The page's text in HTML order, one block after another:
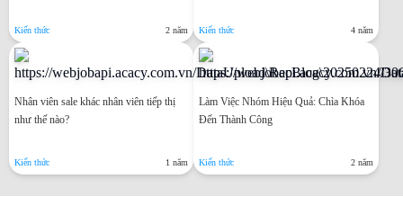
Kiến thức 2 năm Kiến thức 4 năm
Nhân viên sale khác nhân viên tiếp thị
như thế nào?
Kiến thức 1 năm
Làm Việc Nhóm Hiệu Quả: Chìa Khóa
Đến Thành Công
Kiến thức 2 năm